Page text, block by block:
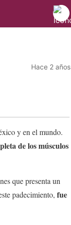
Hace 2 años
y en el mundo.
de los músculos
que presenta un
padecimiento, fue